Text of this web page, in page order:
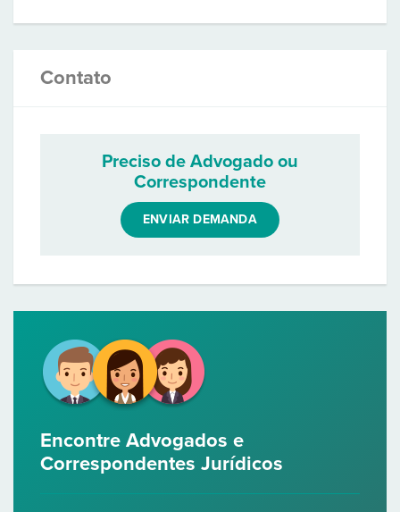
Contato
Preciso de Advogado ou
Correspondente
ENVIAR DEMANDA
Encontre Advogados e
Correspondentes Jurídicos